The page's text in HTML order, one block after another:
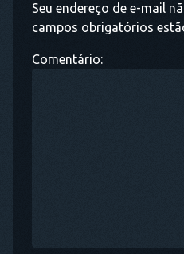
Seu endereço de e-mail
campos obrigatórios
Comentário: